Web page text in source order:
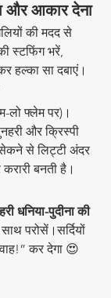
और आकार देना
की मदद से
स्टफिंग भरें,
हल्का सा दबाएं।
लो फ्लेम पर)।
और क्रिस्पी
से लिट्टी अंदर
बनती है।
हरी धनिया-पुदीना की
परोसें।सर्दियों
कर देगा 😍